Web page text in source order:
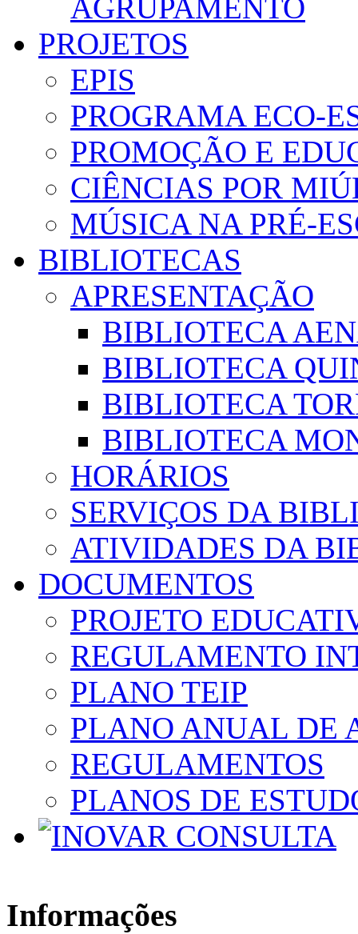
AGRUPAMENTO
PROJETOS
EPIS
PROGRAMA ECO-
PROMOÇÃO E
CIÊNCIAS POR
MÚSICA NA PRÉ-
BIBLIOTECAS
APRESENTAÇÃO
BIBLIOTECA
BIBLIOTECA
BIBLIOTECA
BIBLIOTECA
HORÁRIOS
SERVIÇOS DA
ATIVIDADES DA
DOCUMENTOS
PROJETO
REGULAMENTO
PLANO TEIP
PLANO ANUAL DE
REGULAMENTOS
PLANOS DE
Informações